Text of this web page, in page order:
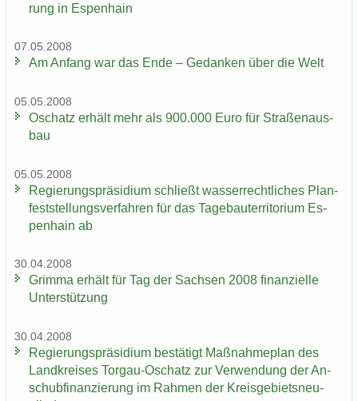
rung in Es­pen­hain
07.05.2008
Am An­fang war das Ende – Ge­dan­ken über die Welt
05.05.2008
Oschatz er­hält mehr als 900.000 Euro für Stra­ßen­aus­
bau
05.05.2008
Re­gie­rungs­prä­si­di­um schließt was­ser­recht­li­ches Plan­
fest­stel­lungs­ver­fah­ren für das Ta­ge­bau­ter­ri­to­ri­um Es­
pen­hain ab
30.04.2008
Grim­ma er­hält für Tag der Sach­sen 2008 fi­nan­zi­el­le
Un­ter­stüt­zung
30.04.2008
Re­gie­rungs­prä­si­di­um be­stä­tigt Maß­nah­me­plan des
Land­krei­ses Torgau-​Oschatz zur Ver­wen­dung der An­
schub­fi­nan­zie­rung im Rah­men der Kreis­ge­biets­neu­